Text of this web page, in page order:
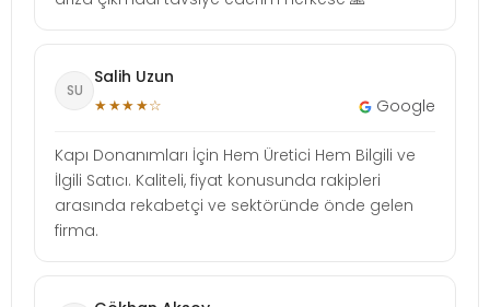
SU
Salih Uzun
★★★★☆ Google
Kapı Donanımları İçin Hem Üretici Hem Bilgili ve
İlgili Satıcı. Kaliteli, fiyat konusunda rakipleri
arasında rekabetçi ve sektöründe önde gelen
firma.